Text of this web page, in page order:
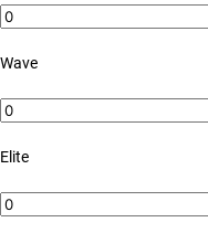
Wave
Elite